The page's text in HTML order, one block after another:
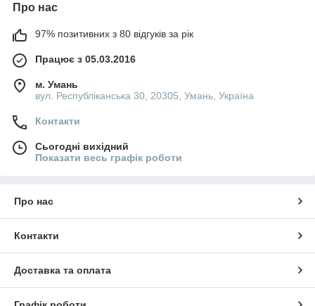
Про нас
97% позитивних з 80 відгуків за рік
Працює з 05.03.2016
м. Умань
вул. Республіканська 30, 20305, Умань, Україна
Контакти
Сьогодні вихідний
Показати весь графік роботи
Про нас
Контакти
Доставка та оплата